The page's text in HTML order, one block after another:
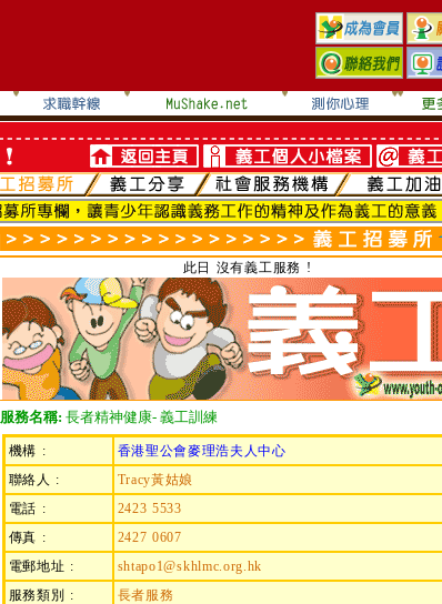
此日 沒有義工服務 !
服務名稱: 長者精神健康- 義工訓練
機構 :
香港聖公會麥理浩夫人中心
聯絡人 :
Tracy黃姑娘
電話 :
2423 5533
傳真 :
2427 0607
電郵地址 :
shtapo1@skhlmc.org.hk
服務類別 :
長者服務